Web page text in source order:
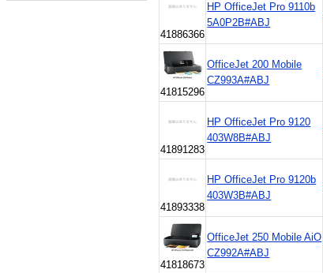
41886366
HP OfficeJet Pro 9110b
5A0P2B#ABJ
41815296
OfficeJet 200 Mobile
CZ993A#ABJ
41891283
HP OfficeJet Pro 9120
403W8B#ABJ
41893338
HP OfficeJet Pro 9120b
403W3B#ABJ
41818673
OfficeJet 250 Mobile AiO
CZ992A#ABJ